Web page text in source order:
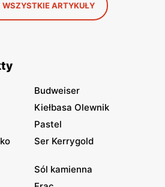
ARTYKUŁY
Budweiser
Kiełbasa Olewnik
Pastel
Ser Kerrygold
Sól kamienna